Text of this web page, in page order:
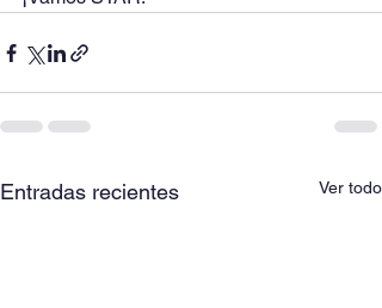
Entradas recientes Ver todo